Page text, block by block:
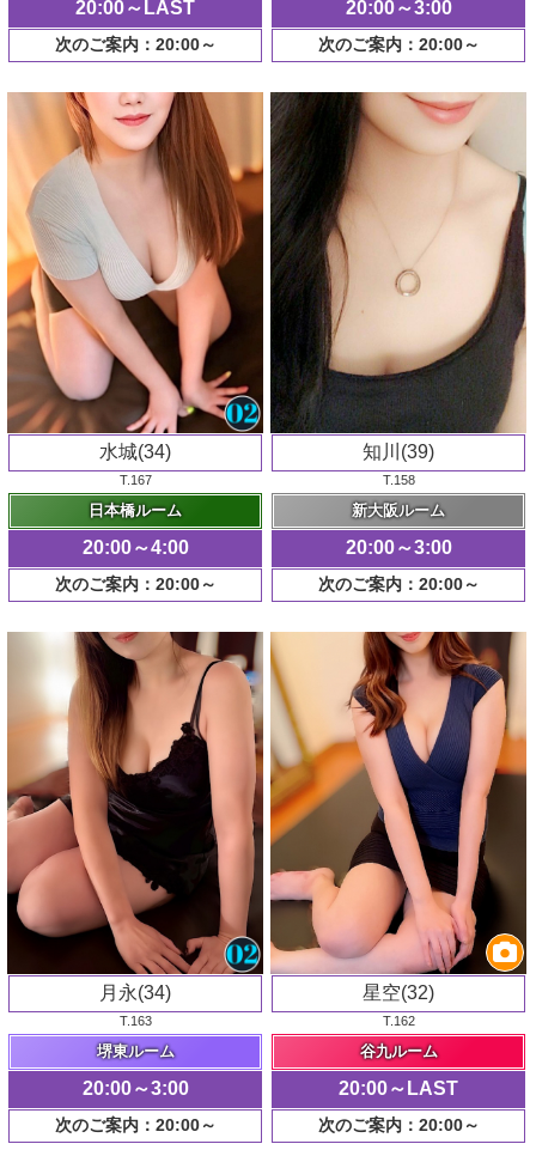
20:00～LAST
次のご案内：20:00～
20:00～3:00
次のご案内：20:00～
水城(34)
T.167
日本橋ルーム
20:00～4:00
次のご案内：20:00～
知川(39)
T.158
新大阪ルーム
20:00～3:00
次のご案内：20:00～
月永(34)
T.163
堺東ルーム
20:00～3:00
次のご案内：20:00～
星空(32)
T.162
谷九ルーム
20:00～LAST
次のご案内：20:00～